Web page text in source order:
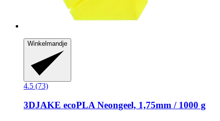
Winkelmandje
4.5 (73)
3DJAKE ecoPLA Neongeel, 1,75mm / 1000 g